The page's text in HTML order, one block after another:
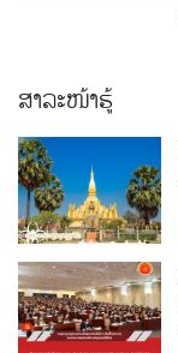
ສາລະໜ້າຮູ້